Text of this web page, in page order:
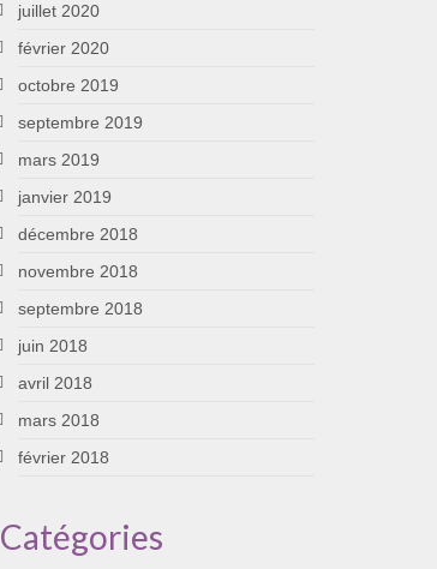
juillet 2020
février 2020
octobre 2019
septembre 2019
mars 2019
janvier 2019
décembre 2018
novembre 2018
septembre 2018
juin 2018
avril 2018
mars 2018
février 2018
Catégories